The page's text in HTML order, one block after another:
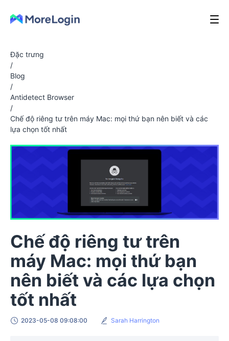
Đặc trưng
/
Blog
/
Antidetect Browser
/
Chế độ riêng tư trên máy Mac: mọi thứ bạn nên biết và các
lựa chọn tốt nhất
Chế độ riêng tư trên
máy Mac: mọi thứ bạn
nên biết và các lựa chọn
tốt nhất
2023-05-08 09:08:00 Sarah Harrington